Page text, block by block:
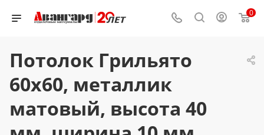
0
Потолок Грильято
60x60, металлик
матовый, высота 40